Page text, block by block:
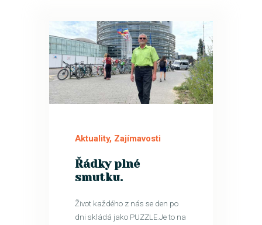
24
Aktuality, Zajímavosti
Řádky plné
smutku.
Život každého z nás se den po
dni skládá jako PUZZLE.Je to na